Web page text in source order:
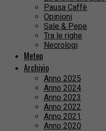
Pausa Caffè
Opinioni
Sale & Pepe
Tra le righe
Necrologi
Meteo
Archivio
Anno 2025
Anno 2024
Anno 2023
Anno 2022
Anno 2021
Anno 2020